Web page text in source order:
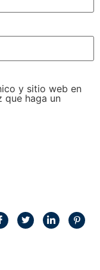
y sitio web en
que haga un